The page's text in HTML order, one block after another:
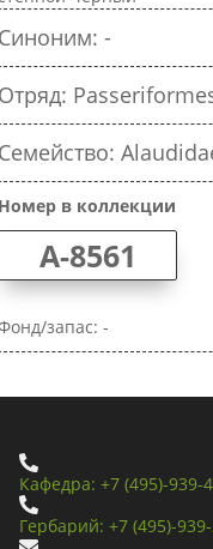
Синоним: -
Отряд:
Семейство:
Номер в коллекции
A-8561
запас: -

Кафедра: +7 (495)-939-

Гербарий: +7 (495)-